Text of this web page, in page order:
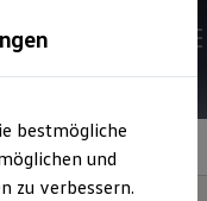
bestmögliche
und
zu verbessern.